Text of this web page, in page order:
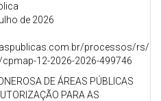
de 2026
processos/rs/
12-2026-2026-499746
DE ÁREAS PÚBLICAS
PARA AS